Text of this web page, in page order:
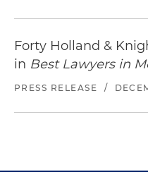
Forty Holland &
in Best Lawyers in
PRESS RELEASE /